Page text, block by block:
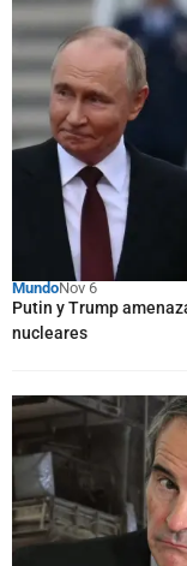
MundoNov 6
Putin y Trump
nucleares